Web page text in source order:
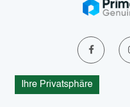
Ihre Privatsphäre